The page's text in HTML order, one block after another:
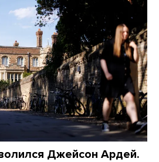
Джейсон Ардей.